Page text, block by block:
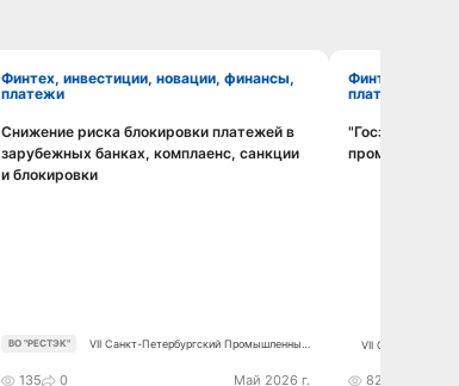
Финтех, инвестиции, новации, финансы,
платежи
Смотреть видео
Снижение риска блокировки платежей в
зарубежных банках, комплаенс, санкции
и блокировки
ВО "РЕСТЭК"
VII Санкт-Петербургский Промышленный
135 0 Май 2026 г.
Финтех, инвестиции, новации, финансы,
платежи
"Госзакупки
VII Санкт-
82